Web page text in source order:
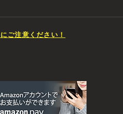
ご注意ください！